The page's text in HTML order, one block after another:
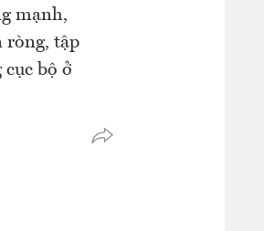
mạnh,
ròng, tập
bộ ở